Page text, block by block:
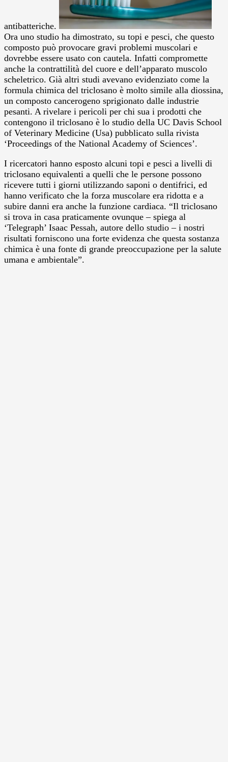
antibatteriche.
Ora uno studio ha dimostrato, su topi e pesci, che questo
composto può provocare gravi problemi muscolari e
dovrebbe essere usato con cautela. Infatti compromette
anche la contrattilità del cuore e dell’apparato muscolo
scheletrico. Già altri studi avevano evidenziato come la
formula chimica del triclosano è molto simile alla diossina,
un composto cancerogeno sprigionato dalle industrie
pesanti. A rivelare i pericoli per chi sua i prodotti che
contengono il triclosano è lo studio della UC Davis School
of Veterinary Medicine (Usa) pubblicato sulla rivista
‘Proceedings of the National Academy of Sciences’.
I ricercatori hanno esposto alcuni topi e pesci a livelli di
triclosano equivalenti a quelli che le persone possono
ricevere tutti i giorni utilizzando saponi o dentifrici, ed
hanno verificato che la forza muscolare era ridotta e a
subire danni era anche la funzione cardiaca. “Il triclosano
si trova in casa praticamente ovunque – spiega al
‘Telegraph’ Isaac Pessah, autore dello studio – i nostri
risultati forniscono una forte evidenza che questa sostanza
chimica è una fonte di grande preoccupazione per la salute
umana e ambientale”.